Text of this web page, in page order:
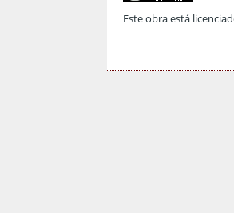
Este obra está